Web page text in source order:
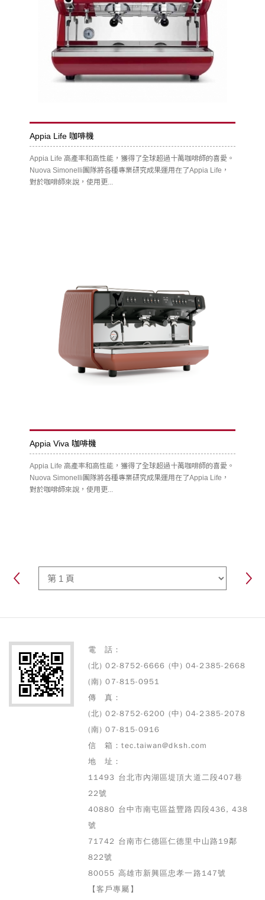
Appia Life 咖啡機
Appia Life 高產率和高性能，獲得了全球超過十萬咖啡師的喜愛。
Nuova Simonelli團隊將各種專業研究成果運用在了Appia Life，
對於咖啡師來說，使用更...
Appia Viva 咖啡機
Appia Life 高產率和高性能，獲得了全球超過十萬咖啡師的喜愛。
Nuova Simonelli團隊將各種專業研究成果運用在了Appia Life，
對於咖啡師來說，使用更...
電 話：
(北) 02-8752-6666 (中) 04-2385-2668
(南) 07-815-0951
傳 真：
(北) 02-8752-6200 (中) 04-2385-2078
(南) 07-815-0916
信 箱：tec.taiwan@dksh.com
地 址：
11493 台北市內湖區堤頂大道二段407巷
22號
40880 台中市南屯區益豐路四段436, 438
號
71742 台南市仁德區仁德里中山路19鄰
822號
80055 高雄市新興區忠孝一路147號
【客戶專屬】